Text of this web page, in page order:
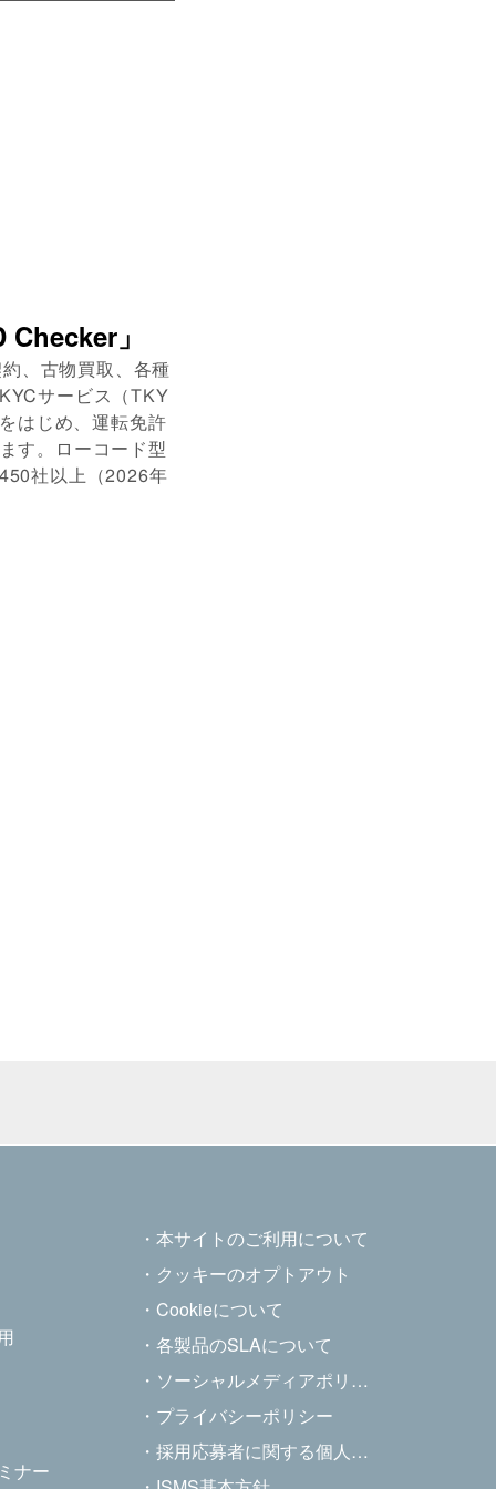
」
、古物買取、各種
サービス（TKY
はじめ、運転免許
す。ローコード型
社以上（2026年
ナー
本サイトのご利用について
クッキーのオプトアウト
Cookieについて
各製品のSLAについて
ソーシャルメディアポリシー
プライバシーポリシー
採用応募者に関する個人情報の取り扱いについて